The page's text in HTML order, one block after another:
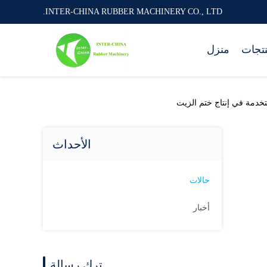
INTER-CHINA RUBBER MACHINERY CO., LTD.
منزل
الأحداث
حالات
أخبار